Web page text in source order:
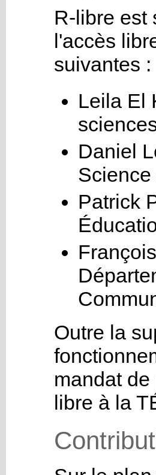
R-libre est
l'accès
suivantes :
Leila El
Daniel
Science
Patrick
Outre la
mandat
libre à la